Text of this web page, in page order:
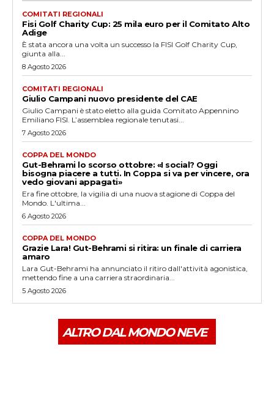
COMITATI REGIONALI
Fisi Golf Charity Cup: 25 mila euro per il Comitato Alto
Adige
È stata ancora una volta un successo la FISI Golf Charity Cup,
giunta alla...
8 Agosto 2026
COMITATI REGIONALI
Giulio Campani nuovo presidente del CAE
Giulio Campani è stato eletto alla guida Comitato Appennino
Emiliano FISI. L’assemblea regionale tenutasi...
7 Agosto 2026
COPPA DEL MONDO
Gut-Behrami lo scorso ottobre: «I social? Oggi
bisogna piacere a tutti. In Coppa si va per vincere, ora
vedo giovani appagati»
Era fine ottobre, la vigilia di una nuova stagione di Coppa del
Mondo. L'ultima...
6 Agosto 2026
COPPA DEL MONDO
Grazie Lara! Gut-Behrami si ritira: un finale di carriera
amaro
Lara Gut-Behrami ha annunciato il ritiro dall'attività agonistica,
mettendo fine a una carriera straordinaria...
5 Agosto 2026
ALTRO DAL MONDO NEVE